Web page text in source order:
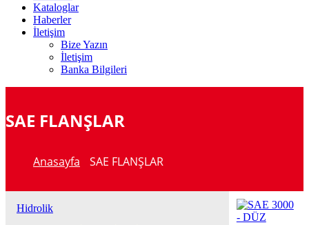
Kataloglar
Haberler
İletişim
Bize Yazın
İletişim
Banka Bilgileri
SAE FLANŞLAR
Anasayfa SAE FLANŞLAR
Hidrolik